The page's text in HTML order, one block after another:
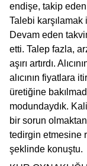
endişe, takip
Talebi
Devam eden
etti. Talep fazla,
aşırı artırdı.
alıcının fiyatlara
üretiğine
modundaydık.
bir sorun
tedirgin etmesine
şeklinde konuştu.